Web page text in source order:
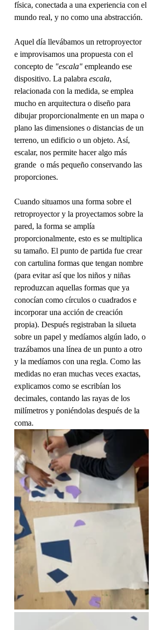
física, conectada a una experiencia con el
mundo real, y no como una abstracción.
Aquel día llevábamos un retroproyector
e improvisamos una propuesta con el
concepto de "escala" empleando ese
dispositivo. La palabra escala,
relacionada con la medida, se emplea
mucho en arquitectura o diseño para
dibujar proporcionalmente en un mapa o
plano las dimensiones o distancias de un
terreno, un edificio o un objeto. Así,
escalar, nos permite hacer algo más
grande  o más pequeño conservando las
proporciones.
Cuando situamos una forma sobre el
retroproyector y la proyectamos sobre la
pared, la forma se amplía
proporcionalmente, esto es se multiplica
su tamaño. El punto de partida fue crear
con cartulina formas que tengan nombre
(para evitar así que los niños y niñas
reproduzcan aquellas formas que ya
conocían como círculos o cuadrados e
incorporar una acción de creación
propia). Después registraban la silueta
sobre un papel y medíamos algún lado, o
trazábamos una línea de un punto a otro
y la medíamos con una regla. Como las
medidas no eran muchas veces exactas,
explicamos como se escribían los
decimales, contando las rayas de los
milímetros y poniéndolas después de la
coma.